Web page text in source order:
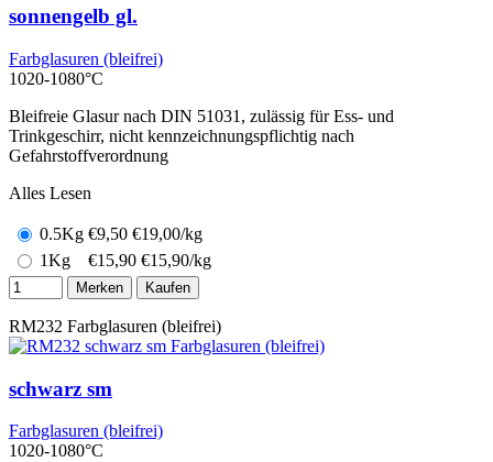
sonnengelb gl.
Farbglasuren (bleifrei)
1020-1080°C
Bleifreie Glasur nach DIN 51031, zulässig für Ess- und
Trinkgeschirr, nicht kennzeichnungspflichtig nach
Gefahrstoffverordnung
Alles Lesen
0.5Kg €9,50 €19,00/kg
1Kg
€15,90 €15,90/kg
Merken Kaufen
RM232 Farbglasuren (bleifrei)
schwarz sm
Farbglasuren (bleifrei)
1020-1080°C